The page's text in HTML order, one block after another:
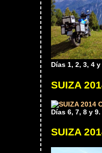
Días 1, 2, 3, 4
SUIZA
Días 6, 7, 8 y 9.
SUIZA